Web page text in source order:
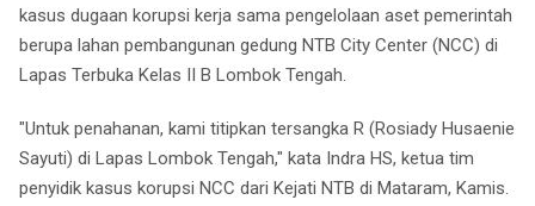
kasus dugaan korupsi kerja sama pengelolaan aset pemerintah
berupa lahan pembangunan gedung NTB City Center (NCC) di
Lapas Terbuka Kelas II B Lombok Tengah.
"Untuk penahanan, kami titipkan tersangka R (Rosiady Husaenie
Sayuti) di Lapas Lombok Tengah," kata Indra HS, ketua tim
penyidik kasus korupsi NCC dari Kejati NTB di Mataram, Kamis.